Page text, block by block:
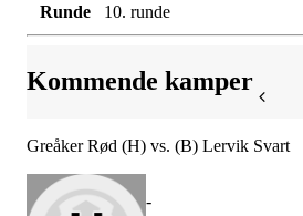
Runde
10. runde
Kommende kamper
Greåker Rød (H) vs. (B) Lervik Svart
-